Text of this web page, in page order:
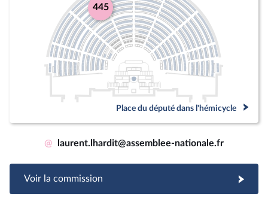
445
Place du député dans l'hémicycle
@ laurent.lhardit@assemblee-nationale.fr
Voir la commission